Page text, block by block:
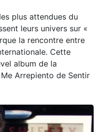
plus attendues du
leurs univers sur «
la rencontre entre
Cette
album de la
Arrepiento de Sentir